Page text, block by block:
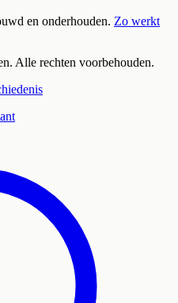
en onderhouden. Zo werkt
Alle rechten voorbehouden.